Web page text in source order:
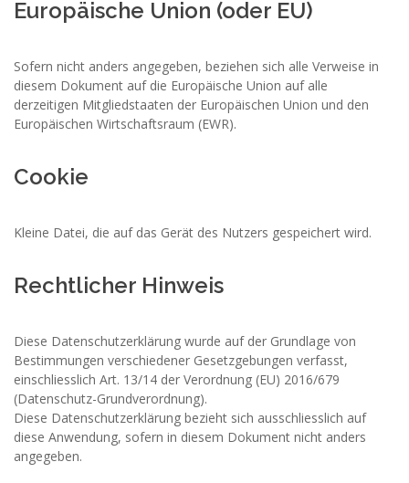
Europäische Union (oder EU)
Sofern nicht anders angegeben, beziehen sich alle Verweise in
diesem Dokument auf die Europäische Union auf alle
derzeitigen Mitgliedstaaten der Europäischen Union und den
Europäischen Wirtschaftsraum (EWR).
Cookie
Kleine Datei, die auf das Gerät des Nutzers gespeichert wird.
Rechtlicher Hinweis
Diese Datenschutzerklärung wurde auf der Grundlage von
Bestimmungen verschiedener Gesetzgebungen verfasst,
einschliesslich Art. 13/14 der Verordnung (EU) 2016/679
(Datenschutz-Grundverordnung).
Diese Datenschutzerklärung bezieht sich ausschliesslich auf
diese Anwendung, sofern in diesem Dokument nicht anders
angegeben.